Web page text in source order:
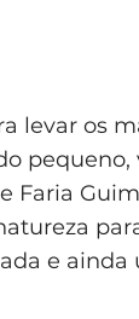
levar os
pequeno,
Faria
e ainda